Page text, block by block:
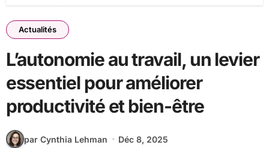
Actualités
L’autonomie au travail, un levier
essentiel pour améliorer
productivité et bien-être
par Cynthia Lehman
Déc 8, 2025